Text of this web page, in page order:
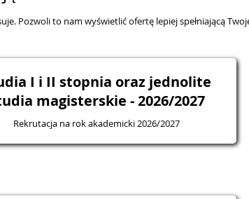
Pozwoli to nam wyświetlić ofertę lepiej spełniającą
I i II stopnia oraz jednolite
magisterskie - 2026/2027
Rekrutacja na rok akademicki 2026/2027